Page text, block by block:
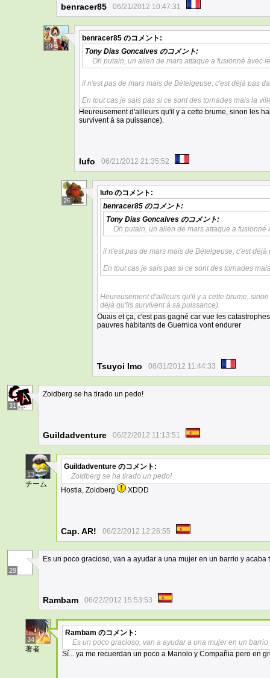
benracer85 06/21/2012 10:47:31
29
benracer85 のコメント:
Tony Dias Goncalves のコメント:
Oh putain, un alien de mars attaque a fusionné avec
il n'est pas de mars mais de Bételgeuse, c'est déjà pas
En tout cas je sais pas si ce sont des tornades mais la
Heureusement d'ailleurs qu'il y a cette brume, sinon les
survivent à sa puissance).
lufo 06/21/2012 21:35:52
26
lufo のコメント:
benracer85 のコメント:
Tony Dias Goncalves のコメント:
Oh putain, un alien de mars attaque a fusionné
il n'est pas de mars mais de Bételgeuse, c'est
En tout cas je sais pas si ce sont des tornades
Heureusement d'ailleurs qu'il y a cette brume,
déjà qu'ils survivent à sa puissance).
Ouais et ça, c'est pas gagné car vue les
pauvres habitants de Guernica vont endurer
Tsuyoi Imo 08/31/2012 11:44:33
31
Zoidberg se ha tirado un pedo!
Guildadventure 06/22/2012 11:13:51
13
チーム
Guildadventure のコメント:
Zoidberg se ha tirado un pedo!
Hostia, Zoidberg
XDDD
Cap. AR! 06/22/2012 12:26:55
29
Es un poco gracioso, van a ayudar a una mujer en un barrio y
Rambam 06/22/2012 15:53:53
34
著者
Rambam のコメント:
Es un poco gracioso, van a ayudar a una mujer en un
Sí... ya me recuerdan un poco a Manolo y Compañia pero en